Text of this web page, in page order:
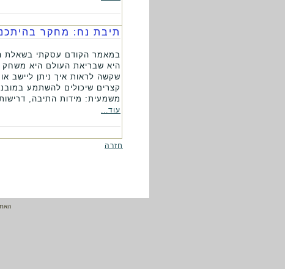
תיבת נח: מחקר
במאמר הקודם עסקתי בשאלת
היא שבריאת העולם היא משחק
שקשה לראות איך ניתן ליישב
קצרים שיכולים להשתמע
משמעית: מידות התיבה,
עוד...
חזרה